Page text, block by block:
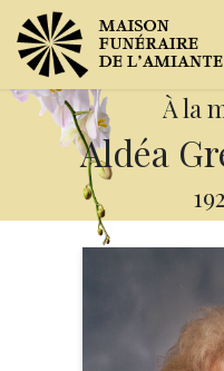
À la
Aldéa